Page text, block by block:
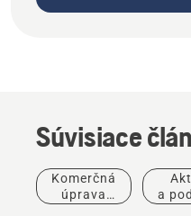
Súvisiace
Komerčná
úprava
a
Ponuky